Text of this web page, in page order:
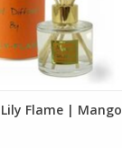
Flame | Mango